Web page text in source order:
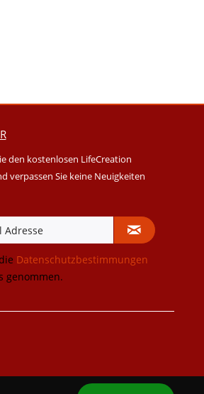
den kostenlosen LifeCreation
verpassen Sie keine Neuigkeiten
Datenschutzbestimmungen
genommen.